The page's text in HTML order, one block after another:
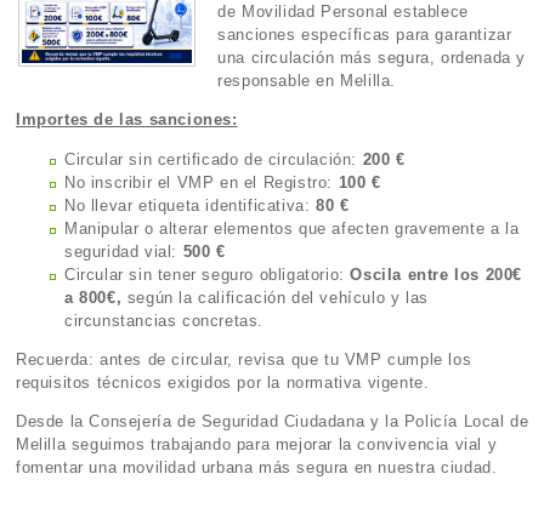
de Movilidad Personal establece
sanciones específicas para garantizar
una circulación más segura, ordenada y
responsable en Melilla.
Importes de las sanciones:
Circular sin certificado de circulación: 200 €
No inscribir el VMP en el Registro: 100 €
No llevar etiqueta identificativa:80 €
Manipular o alterar elementos que afecten gravemente a la
seguridad vial: 500 €
Circular sin tener seguro obligatorio:Oscila entre los 200€
a 800€, según la calificación del vehículo y las
circunstancias concretas.
Recuerda: antes de circular, revisa que tu VMP cumple los
requisitos técnicos exigidos por la normativa vigente.
Desde la Consejería de Seguridad Ciudadana y la Policía Local de
Melilla seguimos trabajando para mejorar la convivencia vial y
fomentar una movilidad urbana más segura en nuestra ciudad.